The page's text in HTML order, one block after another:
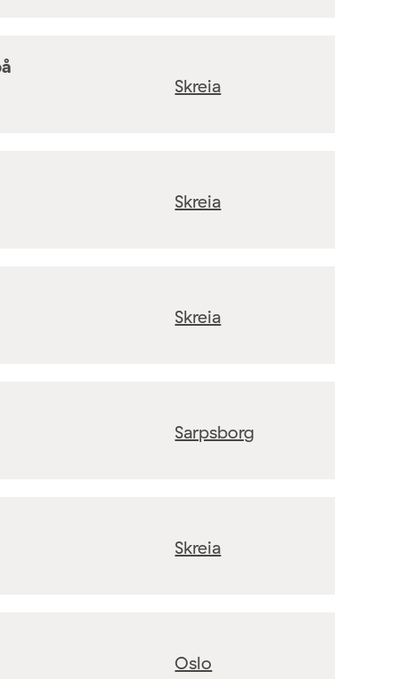
Skreia
Skreia
Skreia
Sarpsborg
Skreia
Oslo